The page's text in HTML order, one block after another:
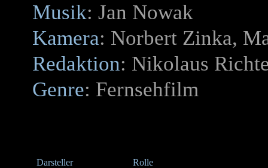
Musik: Jan Nowak
Kamera: Norbert Zinka,
Redaktion: Nikolaus
Genre: Fernsehfilm
Darsteller Rolle